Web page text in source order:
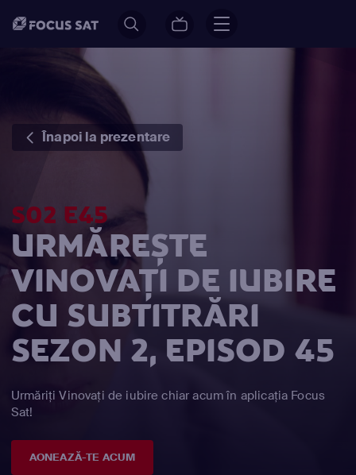
Înapoi la prezentare
S02 E45
URMĂREȘTE
VINOVAŢI DE IUBIRE
CU SUBTITRĂRI
SEZON 2, EPISOD 45
Urmăriți Vinovaţi de iubire chiar acum în aplicația Focus
Sat!
AONEAZĂ-TE ACUM